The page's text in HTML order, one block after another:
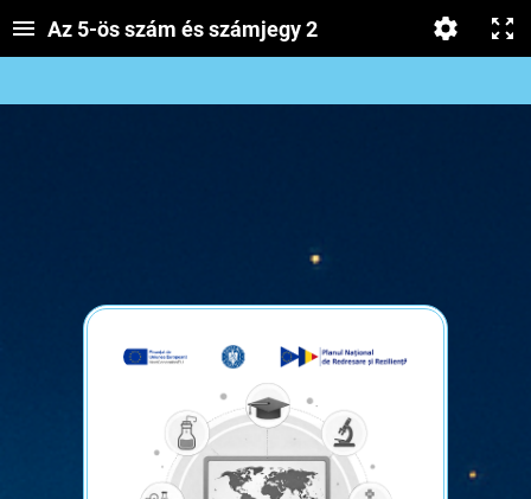
Az 5-ös szám és számjegy 2